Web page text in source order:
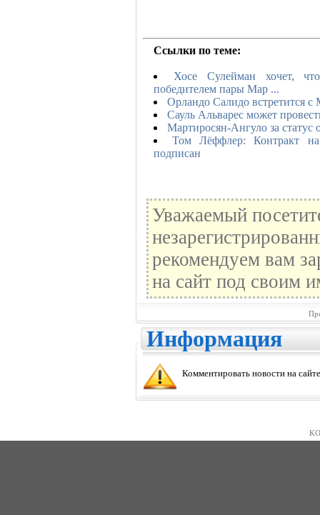
Ссылки по теме:
Хосе Сулейман хочет,
победителем пары Мар ...
Орландо Салидо встретится с
Сауль Альварес может
Мартиросян-Ангуло за статус
Том Лёффлер: Контракт
подписан
Уважаемый
рекомендуем вам
на сайт под своим
Информация
Комментировать новости на